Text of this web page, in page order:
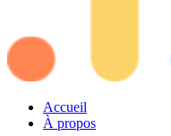
Accueil
À propos